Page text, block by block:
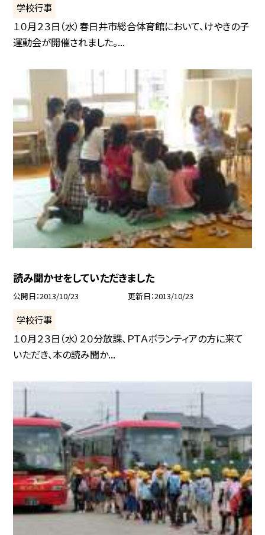
学校行事
１０月２３日（水）春日井市総合体育館において、けやきの子
運動会が開催されました。...
読み聞かせをしていただきました
公開日 2013/10/23 更新日 2013/10/23
学校行事
１０月２３日（水）２０分放課、ＰＴＡボランティアの方に来て
いただき、本の読み聞か...